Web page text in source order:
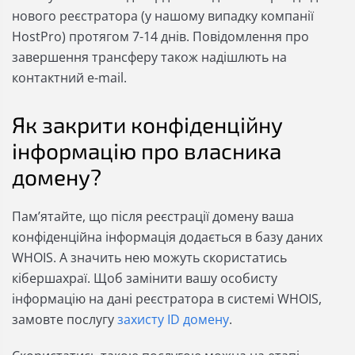
нового реєстратора (у нашому випадку компанії
HostPro) протягом 7-14 днів. Повідомлення про
завершення трансферу також надішлють на
контактний e-mail.
Як закрити конфіденційну
інформацію про власника
домену?
Пам’ятайте, що після реєстрації домену ваша
конфіденційна інформація додається в базу даних
WHOIS. А значить нею можуть скористатись
кібершахраї. Щоб замінити вашу особисту
інформацію на дані реєстратора в системі WHOIS,
замовте послугузахисту ID домену.